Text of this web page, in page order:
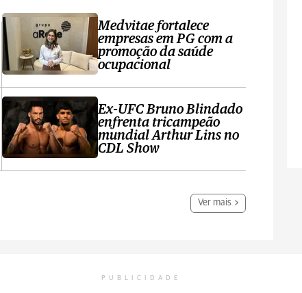
Medvitae fortalece
empresas em PG com a
promoção da saúde
ocupacional
Ex-UFC Bruno Blindado
enfrenta tricampeão
mundial Arthur Lins no
CDL Show
Ver mais
PUBLICIDADE